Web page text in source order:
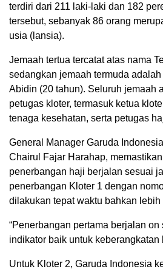
terdiri dari 211 laki-laki dan 182
tersebut, sebanyak 86 orang
usia (lansia).
Jemaah tertua tercatat atas nama
sedangkan jemaah termuda
Abidin (20 tahun). Seluruh jemaah
petugas kloter, termasuk ketua
tenaga kesehatan, serta petugas
General Manager Garuda
Chairul Fajar Harahap,
penerbangan haji berjalan sesuai
penerbangan Kloter 1 dengan
dilakukan tepat waktu bahkan
“Penerbangan pertama berjalan
indikator baik untuk keberangkatan
Untuk Kloter 2, Garuda Indonesia